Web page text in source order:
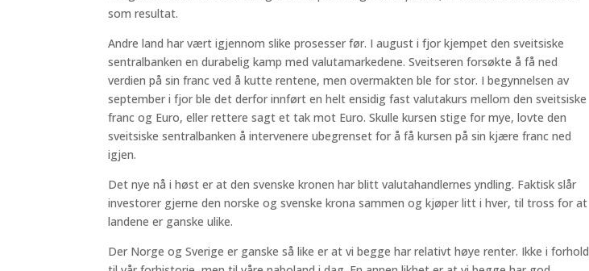
som resultat.
Andre land har vært igjennom slike prosesser før. I august i fjor kjempet den sveitsiske
sentralbanken en durabelig kamp med valutamarkedene. Sveitseren forsøkte å få ned
verdien på sin franc ved å kutte rentene, men overmakten ble for stor. I begynnelsen av
september i fjor ble det derfor innført en helt ensidig fast valutakurs mellom den sveitsiske
franc og Euro, eller rettere sagt et tak mot Euro. Skulle kursen stige for mye, lovte den
sveitsiske sentralbanken å intervenere ubegrenset for å få kursen på sin kjære franc ned
igjen.
Det nye nå i høst er at den svenske kronen har blitt valutahandlernes yndling. Faktisk slår
investorer gjerne den norske og svenske krona sammen og kjøper litt i hver, til tross for at
landene er ganske ulike.
Der Norge og Sverige er ganske så like er at vi begge har relativt høye renter. Ikke i forhold